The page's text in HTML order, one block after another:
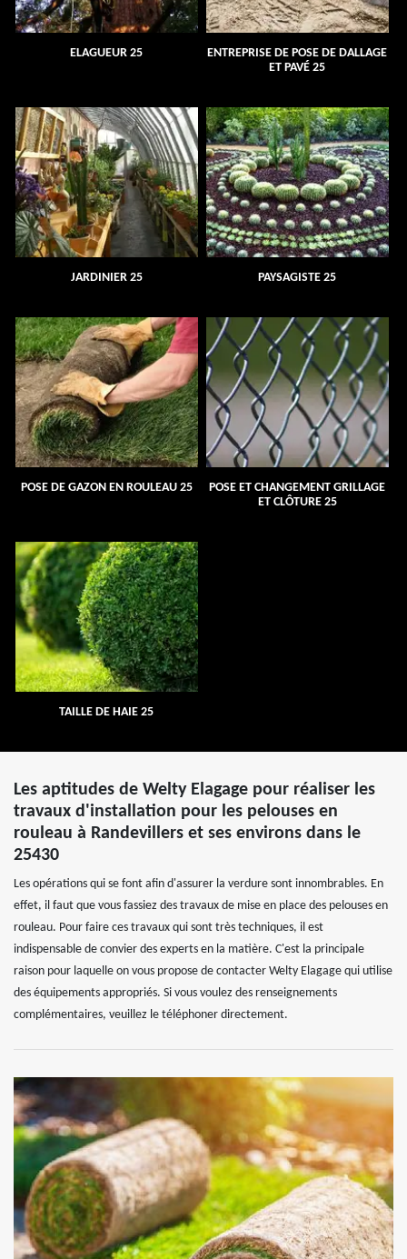
ELAGUEUR 25
ENTREPRISE DE POSE DE DALLAGE
ET PAVÉ 25
JARDINIER 25 PAYSAGISTE 25
POSE DE GAZON EN ROULEAU 25
POSE ET CHANGEMENT GRILLAGE
ET CLÔTURE 25
TAILLE DE HAIE 25
Les aptitudes de Welty Elagage pour réaliser les
travaux d'installation pour les pelouses en
rouleau à Randevillers et ses environs dans le
25430
Les opérations qui se font afin d'assurer la verdure sont innombrables. En
effet, il faut que vous fassiez des travaux de mise en place des pelouses en
rouleau. Pour faire ces travaux qui sont très techniques, il est
indispensable de convier des experts en la matière. C'est la principale
raison pour laquelle on vous propose de contacter Welty Elagage qui utilise
des équipements appropriés. Si vous voulez des renseignements
complémentaires, veuillez le téléphoner directement.